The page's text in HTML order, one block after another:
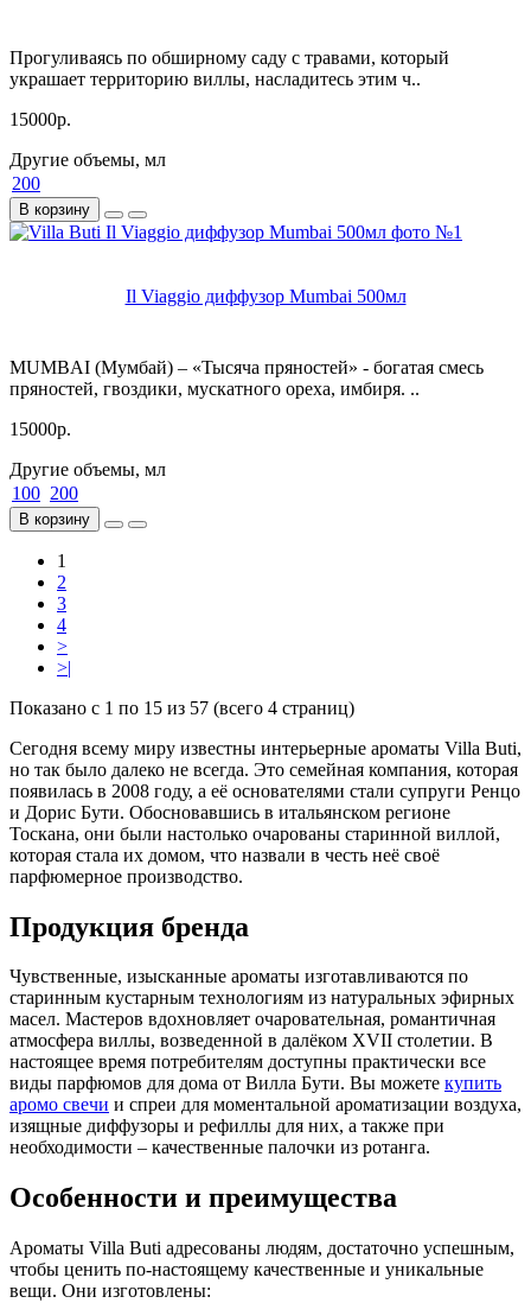
Прогуливаясь по обширному саду с травами, который
украшает территорию виллы, насладитесь этим ч..
15000р.
Другие объемы, мл
200
В корзину
Il Viaggio диффузор Mumbai 500мл
MUMBAI (Мумбай) – «Тысяча пряностей» - богатая смесь
пряностей, гвоздики, мускатного ореха, имбиря. ..
15000р.
Другие объемы, мл
100 200
В корзину
1
2
3
4
>
>|
Показано с 1 по 15 из 57 (всего 4 страниц)
Сегодня всему миру известны интерьерные ароматы Villa Buti,
но так было далеко не всегда. Это семейная компания, которая
появилась в 2008 году, а её основателями стали супруги Ренцо
и Дорис Бути. Обосновавшись в итальянском регионе
Тоскана, они были настолько очарованы старинной виллой,
которая стала их домом, что назвали в честь неё своё
парфюмерное производство.
Продукция бренда
Чувственные, изысканные ароматы изготавливаются по
старинным кустарным технологиям из натуральных эфирных
масел. Мастеров вдохновляет очаровательная, романтичная
атмосфера виллы, возведенной в далёком XVII столетии. В
настоящее время потребителям доступны практически все
виды парфюмов для дома от Вилла Бути. Вы можете купить
аромо свечи и спреи для моментальной ароматизации воздуха,
изящные диффузоры и рефиллы для них, а также при
необходимости – качественные палочки из ротанга.
Особенности и преимущества
Ароматы Villa Buti адресованы людям, достаточно успешным,
чтобы ценить по-настоящему качественные и уникальные
вещи. Они изготовлены: